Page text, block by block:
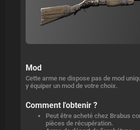
Mod
Cette arme ne dispose pas de mod
y équiper un mod de votre choix.
Comment l'obtenir ?
Peut être acheté chez Brabus
pièces de récupération.